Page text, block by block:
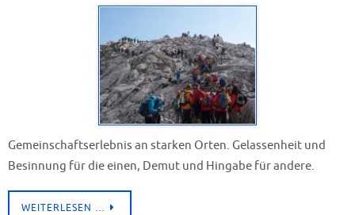
Gemeinschaftserlebnis an starken Orten. Gelassenheit und
Besinnung für die einen, Demut und Hingabe für andere.
WEITERLESEN …